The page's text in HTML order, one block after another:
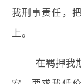
我刑事责任，
上。
在羁押我期